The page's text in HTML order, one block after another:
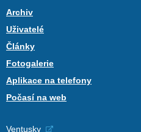
Archiv
Uživatelé
Články
Fotogalerie
Aplikace na telefony
Počasí na web
Ventusky